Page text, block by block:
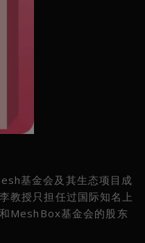
基金会及其生态项目成
教授只担任过国际知名上
MeshBox基金会的股东